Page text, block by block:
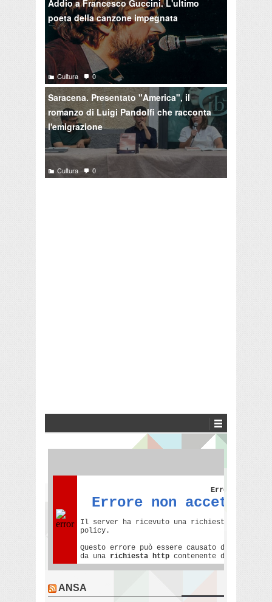
Addio a Francesco Guccini. L'ultimo
poeta della canzone impegnata
Cultura 0
Saracena. Presentato "America", il
romanzo di Luigi Pandolfi che racconta
l'emigrazione
Cultura 0
ANSA